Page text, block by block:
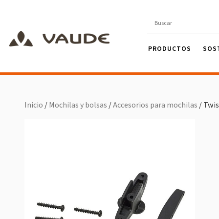
PRODUCTOS
Inicio/Mochilas y bolsas/Accesorios para mochilas/